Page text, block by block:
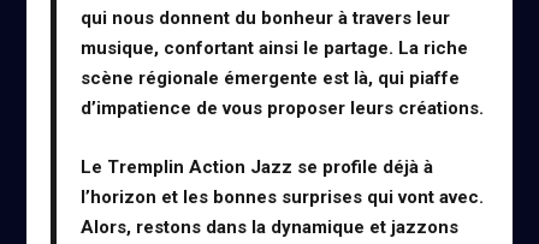
qui nous donnent du bonheur à travers leur
musique, confortant ainsi le partage. La riche
scène régionale émergente est là, qui piaffe
d’impatience de vous proposer leurs créations.
Le Tremplin Action Jazz se profile déjà à
l’horizon et les bonnes surprises qui vont avec.
Alors, restons dans la dynamique et jazzons